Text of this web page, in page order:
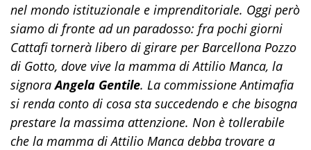
nel mondo istituzionale e imprenditoriale. Oggi però
siamo di fronte ad un paradosso: fra pochi giorni
Cattafi tornerà libero di girare per Barcellona Pozzo
di Gotto, dove vive la mamma di Attilio Manca, la
signoraAngela Gentile. La commissione Antimafia
si renda conto di cosa sta succedendo e che bisogna
prestare la massima attenzione. Non è tollerabile
che la mamma di Attilio Manca debba trovare a